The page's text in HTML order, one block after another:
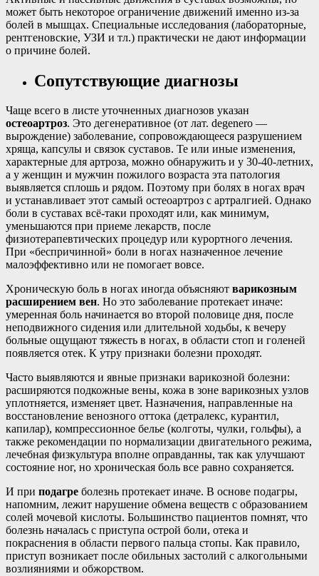
может быть некоторое ограничение движений именно из-за
болей в мышцах. Специальные исследования (лабораторные,
рентгеновские, УЗИ и тл.) практически не дают информации
о причине болей.
Сопутствующие диагнозы
Чаще всего в листе уточненных диагнозов указан
остеоартроз. Это дегенеративное (от лат. degenero —
вырождение) заболевание, сопровождающееся разрушением
хряща, капсулы и связок суставов. Те или иные изменения,
характерные для артроза, можно обнаружить и у 30-40-летних,
а у женщин и мужчин пожилого возраста эта патология
выявляется сплошь и рядом. Поэтому при болях в ногах врач
и устанавливает этот самый остеоартроз с артралгией. Однако
боли в суставах всё-таки проходят или, как минимум,
уменьшаются при приеме лекарств, после
физиотерапевтических процедур или курортного лечения.
При «беспричинной» боли в ногах назначенное лечение
малоэффективно или не помогает вовсе.
Хроническую боль в ногах иногда объясняют варикозным
расширением вен. Но это заболевание протекает иначе:
умеренная боль начинается во второй половице дня, после
неподвижного сидения или длительной ходьбы, к вечеру
больные ощущают тяжесть в ногах, в области стоп и голеней
появляется отек. К утру признаки болезни проходят.
Часто выявляются и явные признаки варикозной болезни:
расширяются подкожные вены, кожа в зоне варикозных узлов
уплотняется, изменяет цвет. Назначения, направленные на
восстановление венозного оттока (детралекс, курантил,
капилар), компрессионное белье (колготы, чулки, гольфы), а
также рекомендации по нормализации двигательного режима,
лечебная физкультура вполне оправданны, так как улучшают
состояние ног, но хроническая боль все равно сохраняется.
И при подагре болезнь протекает иначе. В основе подагры,
напомним, лежит нарушение обмена веществ с образованием
солей мочевой кислоты. Большинство пациентов помнят, что
болезнь началась с приступа острой боли, отека и
покраснения в области первого пальца стопы. Как правило,
приступ возникает после обильных застолий с алкогольными
возлияниями и обжорством.